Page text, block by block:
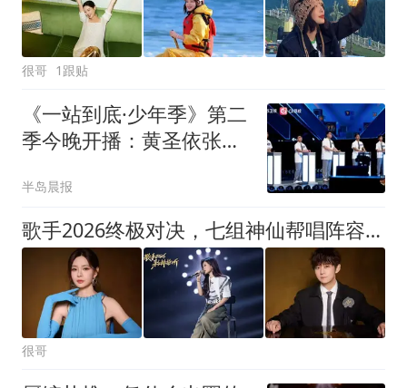
很哥 1跟贴
《一站到底·少年季》第二
季今晚开播：黄圣依张泉
半岛晨报
歌手2026终极对决，七组神仙帮唱阵容曝光，双轮竞演决出本季歌王
很哥